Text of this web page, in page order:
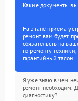
Какие документы вы
На этапе приема
ремонт вам будет
обязательств на
по ремонту
гарантийный талон.
Я уже знаю в чем
ремонт необходим.
диагностику?